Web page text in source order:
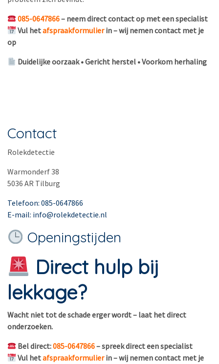
085-0647866– neem direct contact op met een specialist
Vul hetafspraakformulierin – wij nemen contact met je
op
Duidelijke oorzaak • Gericht herstel • Voorkom herhaling
Contact
Rolekdetectie
Warmonderf 38
5036 AR Tilburg
Telefoon: 085-0647866
E-mail: info@rolekdetectie.nl
Openingstijden
Direct hulp bij
lekkage?
Wacht niet tot de schade erger wordt – laat het direct
onderzoeken.
Bel direct:085-0647866– spreek direct een specialist
Vul hetafspraakformulierin – wij nemen contact met je